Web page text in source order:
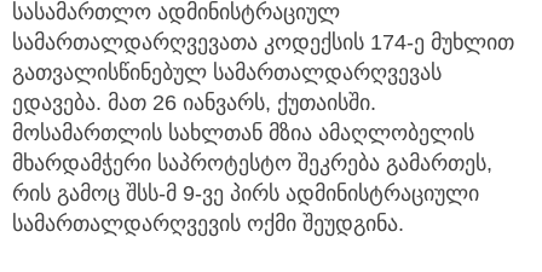
სასამართლო ადმინისტრაციულ
სამართალდარღვევათა კოდექსის 174-ე მუხლით
გათვალისწინებულ სამართალდარღვევას
ედავება. მათ 26 იანვარს, ქუთაისში.
მოსამართლის სახლთან მზია ამაღლობელის
მხარდამჭერი საპროტესტო შეკრება გამართეს,
რის გამოც შსს-მ 9-ვე პირს ადმინისტრაციული
სამართალდარღვევის ოქმი შეუდგინა.